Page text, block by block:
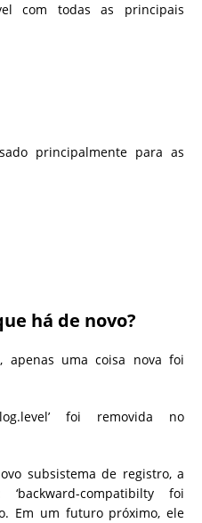
com todas as principais
principalmente para as
há de novo?
apenas uma coisa nova foi
foi removida no
subsistema de registro, a
compatibilty foi
Em um futuro próximo, ele